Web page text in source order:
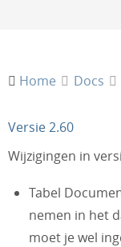
Home Docs
Versie 2.60
Wijzigingen in
Tabel
nemen in het
moet je wel